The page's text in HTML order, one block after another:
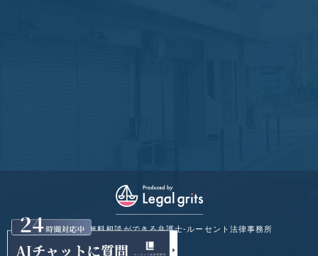
© 宝塚市の無料相談ができる弁護士-ルーセント法律事務所